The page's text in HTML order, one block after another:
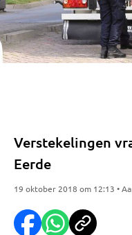
Verstekelingen
Eerde
19 oktober 2018 om 12:13 •